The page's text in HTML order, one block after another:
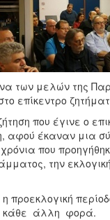
των μελών της
επίκεντρο
που έγινε ο
έκαναν μια
που
την
κάθε άλλη φορά.